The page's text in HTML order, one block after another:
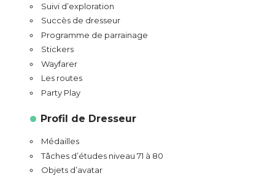
Suivi d’exploration
Succès de dresseur
Programme de parrainage
Stickers
Wayfarer
Les routes
Party Play
Profil de Dresseur
Médailles
Tâches d’études niveau 71 à 80
Objets d’avatar